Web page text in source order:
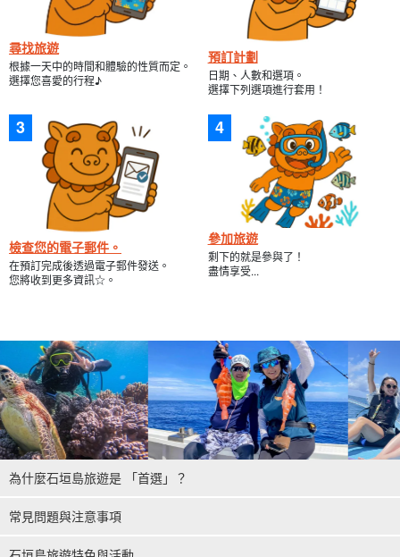
尋找旅遊
根據一天中的時間和體驗的性質而定。
選擇您喜愛的行程♪
預訂計劃
日期、人數和選項。
選擇下列選項進行套用！
檢查您的電子郵件。
在預訂完成後透過電子郵件發送。
您將收到更多資訊☆。
參加旅遊
剩下的就是參與了！
盡情享受...
為什麼石垣島旅遊是 「首選」？
常見問題與注意事項